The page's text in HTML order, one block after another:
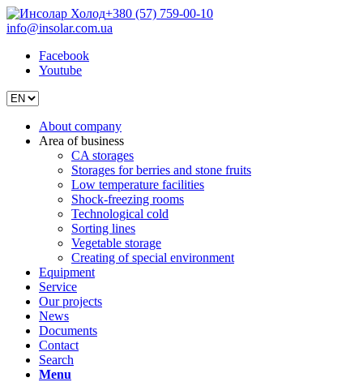
+380 (57) 759-00-10
info@insolar.com.ua
Facebook
Youtube
About company
Area of business
CA storages
Storages for berries and stone fruits
Low temperature facilities
Shock-freezing rooms
Technological cold
Sorting lines
Vegetable storage
Creating of special environment
Equipment
Service
Our projects
News
Documents
Contact
Search
Menu